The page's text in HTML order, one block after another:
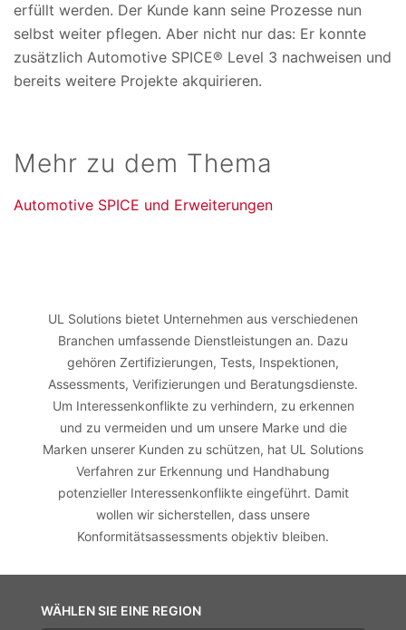
erfüllt werden. Der Kunde kann seine Prozesse nun
selbst weiter pflegen. Aber nicht nur das: Er konnte
zusätzlich Automotive SPICE® Level 3 nachweisen und
bereits weitere Projekte akquirieren.
Mehr zu dem Thema
Automotive SPICE und Erweiterungen
UL Solutions bietet Unternehmen aus verschiedenen
Branchen umfassende Dienstleistungen an. Dazu
gehören Zertifizierungen, Tests, Inspektionen,
Assessments, Verifizierungen und Beratungsdienste.
Um Interessenkonflikte zu verhindern, zu erkennen
und zu vermeiden und um unsere Marke und die
Marken unserer Kunden zu schützen, hat UL Solutions
Verfahren zur Erkennung und Handhabung
potenzieller Interessenkonflikte eingeführt. Damit
wollen wir sicherstellen, dass unsere
Konformitätsassessments objektiv bleiben.
WÄHLEN SIE EINE REGION